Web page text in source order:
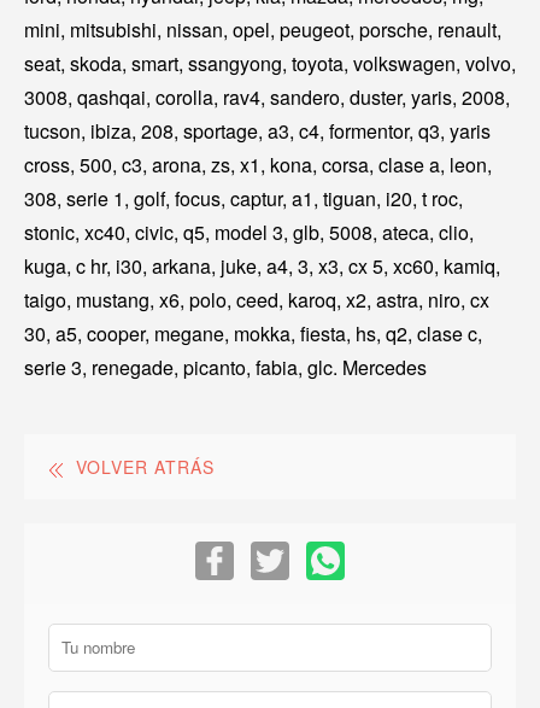
mini, mitsubishi, nissan, opel, peugeot, porsche, renault,
seat, skoda, smart, ssangyong, toyota, volkswagen, volvo,
3008, qashqai, corolla, rav4, sandero, duster, yaris, 2008,
tucson, ibiza, 208, sportage, a3, c4, formentor, q3, yaris
cross, 500, c3, arona, zs, x1, kona, corsa, clase a, leon,
308, serie 1, golf, focus, captur, a1, tiguan, i20, t roc,
stonic, xc40, civic, q5, model 3, glb, 5008, ateca, clio,
kuga, c hr, i30, arkana, juke, a4, 3, x3, cx 5, xc60, kamiq,
taigo, mustang, x6, polo, ceed, karoq, x2, astra, niro, cx
30, a5, cooper, megane, mokka, fiesta, hs, q2, clase c,
serie 3, renegade, picanto, fabia, glc. Mercedes
VOLVER ATRÁS